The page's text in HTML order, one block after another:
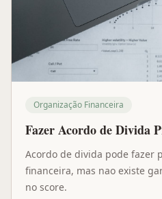
Organização Financeira
Fazer Acordo de Divida
Acordo de divida pode fazer
financeira, mas nao existe
no score.